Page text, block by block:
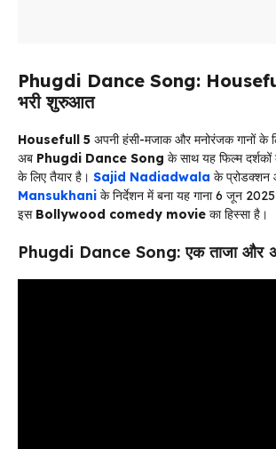
Phugdi Dance Song:
भरी शुरुआत
Housefull 5 अपनी हंसी-मजाक और मनोरंजक गानों के
अब Phugdi Dance Song के साथ यह फिल्म दर्शकों
के लिए तैयार है। Sajid Nadiadwala के प्रोडक्शन
Mansukhani के निर्देशन में बना यह गाना 6 जून 2025
इस Bollywood comedy movie का हिस्सा है।
Phugdi Dance Song: एक ताजा और